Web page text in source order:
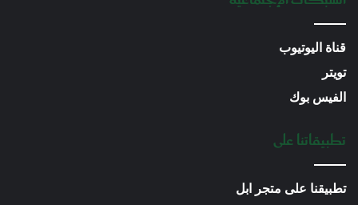
قناة اليوتيوب
تويتر
الفيس بوك
تطبيقاتنا على
تطبيقنا على متجر ابل